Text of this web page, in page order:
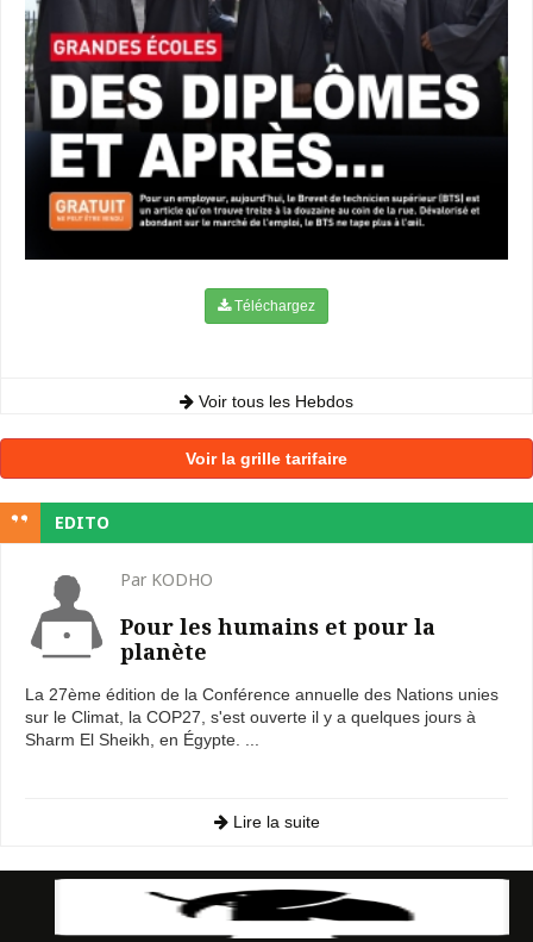
Téléchargez
Voir tous les Hebdos
Voir la grille tarifaire
EDITO
Par KODHO
Pour les humains et pour la
planète
La 27ème édition de la Conférence annuelle des Nations unies
sur le Climat, la COP27, s'est ouverte il y a quelques jours à
Sharm El Sheikh, en Égypte. ...
Lire la suite